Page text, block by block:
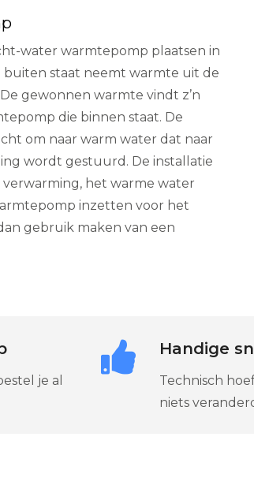
water warmtepomp plaatsen in
buiten staat neemt warmte uit de
gewonnen warmte vindt z’n
die binnen staat. De
om naar warm water dat naar
wordt gestuurd. De installatie
het warme water
inzetten voor het
gebruik maken van een
je al
Handige
Technisch
niets